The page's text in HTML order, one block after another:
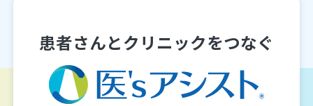
患者さんとクリニックをつなぐ